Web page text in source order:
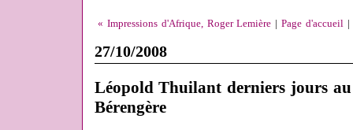
« Impressions d'Afrique, Roger Lemière |Page d'accueil|
27/10/2008
Léopold Thuilant derniers jours au
Bérengère